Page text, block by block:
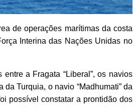
de operações marítimas da costa
Interina das Nações Unidas no
a Fragata “Liberal”, os navios
da Turquia, o navio “Madhumati” da
possível constatar a prontidão dos